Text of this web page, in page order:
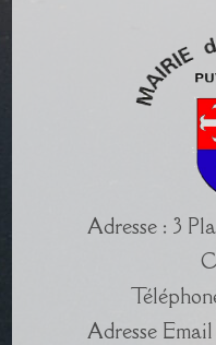
Adresse : 3
Adresse Email